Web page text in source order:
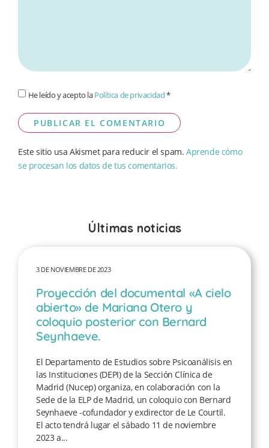
He leído y acepto laPolítica de privacidad*
Este sitio usa Akismet para reducir el spam.Aprende cómo
se procesan los datos de tus comentarios.
Últimas noticias
3 DE NOVIEMBRE DE 2023
Proyección del documental «A cielo
abierto» de Mariana Otero y
coloquio posterior con Bernard
Seynhaeve.
El Departamento de Estudios sobre Psicoanálisis en
las Instituciones (DEPI) de la Sección Clínica de
Madrid (Nucep) organiza, en colaboración con la
Sede de la ELP de Madrid, un coloquio con Bernard
Seynhaeve -cofundador y exdirector de Le Courtil.
El acto tendrá lugar el sábado 11 de noviembre
2023 a...